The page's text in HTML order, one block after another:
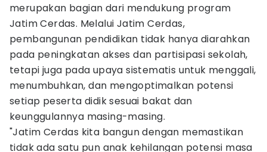
merupakan bagian dari mendukung program
Jatim Cerdas. Melalui Jatim Cerdas,
pembangunan pendidikan tidak hanya diarahkan
pada peningkatan akses dan partisipasi sekolah,
tetapi juga pada upaya sistematis untuk menggali,
menumbuhkan, dan mengoptimalkan potensi
setiap peserta didik sesuai bakat dan
keunggulannya masing-masing.
"Jatim Cerdas kita bangun dengan memastikan
tidak ada satu pun anak kehilangan potensi masa